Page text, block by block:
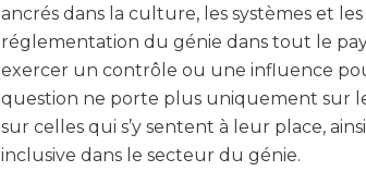
ancrés dans la culture, les systèmes et
réglementation du génie dans tout le
exercer un contrôle ou une influence
question ne porte plus uniquement sur
sur celles qui s’y sentent à leur place,
inclusive dans le secteur du génie.